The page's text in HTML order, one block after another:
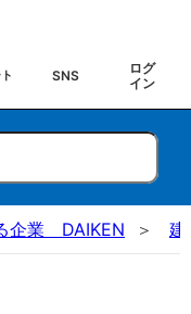
SNS
ログ
イン
企業 DAIKEN 建